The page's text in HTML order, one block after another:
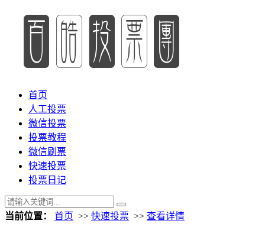
首页
人工投票
微信投票
投票教程
微信刷票
快速投票
投票日记
当前位置： 首页 >> 快速投票 >> 查看详情